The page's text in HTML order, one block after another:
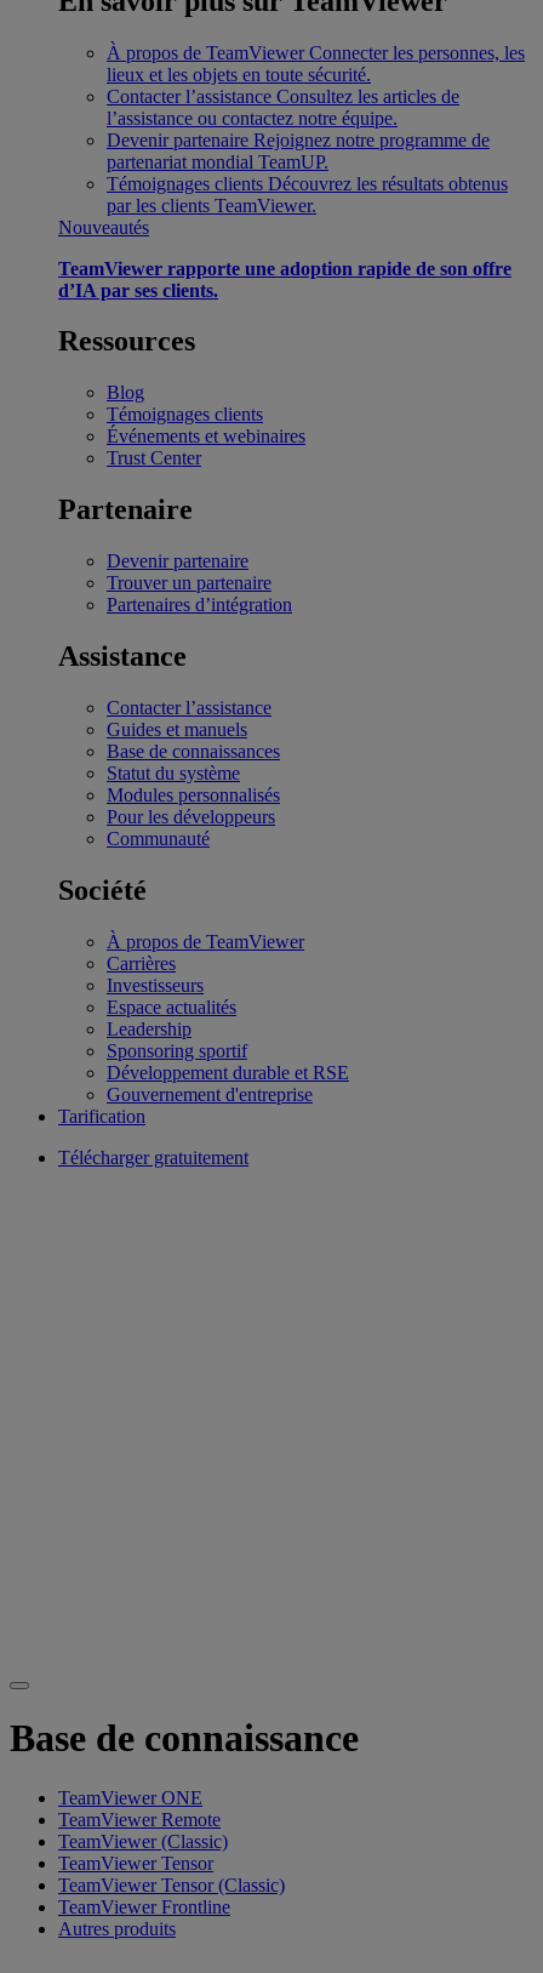
À propos de TeamViewer Connecter les personnes, les
lieux et les objets en toute sécurité.
Contacter l’assistance Consultez les articles de
l’assistance ou contactez notre équipe.
Devenir partenaire Rejoignez notre programme de
partenariat mondial TeamUP.
Témoignages clients Découvrez les résultats obtenus
par les clients TeamViewer.
Nouveautés
TeamViewer rapporte une adoption rapide de son offre
d’IA par ses clients.
Ressources
Blog
Témoignages clients
Événements et webinaires
Trust Center
Partenaire
Devenir partenaire
Trouver un partenaire
Partenaires d’intégration
Assistance
Contacter l’assistance
Guides et manuels
Base de connaissances
Statut du système
Modules personnalisés
Pour les développeurs
Communauté
Société
À propos de TeamViewer
Carrières
Investisseurs
Espace actualités
Leadership
Sponsoring sportif
Développement durable et RSE
Gouvernement d'entreprise
Tarification
Télécharger gratuitement
Base de connaissance
TeamViewer ONE
TeamViewer Remote
TeamViewer (Classic)
TeamViewer Tensor
TeamViewer Tensor (Classic)
TeamViewer Frontline
Autres produits